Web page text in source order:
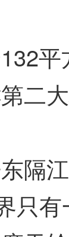
平
二
江
只